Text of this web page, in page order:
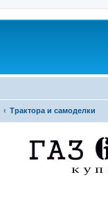
Трактора и самоделки